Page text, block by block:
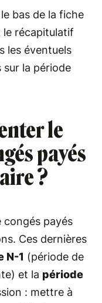
bas de la fiche
le récapitulatif
les éventuels
sur la période
le
payés
?
congés payés
Ces dernières
N-1 (période de
et la période
: mettre à